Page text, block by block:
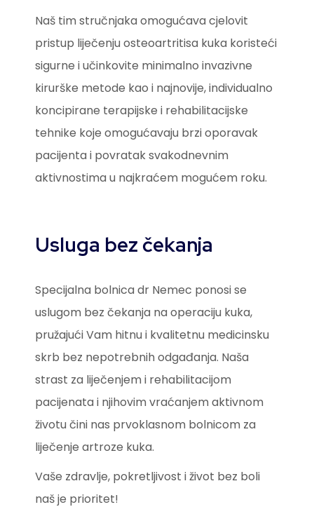
Naš tim stručnjaka omogućava cjelovit
pristup liječenju osteoartritisa kuka koristeći
sigurne i učinkovite minimalno invazivne
kirurške metode kao i najnovije, individualno
koncipirane terapijske i rehabilitacijske
tehnike koje omogućavaju brzi oporavak
pacijenta i povratak svakodnevnim
aktivnostima u najkraćem mogućem roku.
Usluga bez čekanja
Specijalna bolnica dr Nemec ponosi se
uslugom bez čekanja na operaciju kuka,
pružajući Vam hitnu i kvalitetnu medicinsku
skrb bez nepotrebnih odgađanja. Naša
strast za liječenjem i rehabilitacijom
pacijenata i njihovim vraćanjem aktivnom
životu čini nas prvoklasnom bolnicom za
liječenje artroze kuka.
Vaše zdravlje, pokretljivost i život bez boli
naš je prioritet!